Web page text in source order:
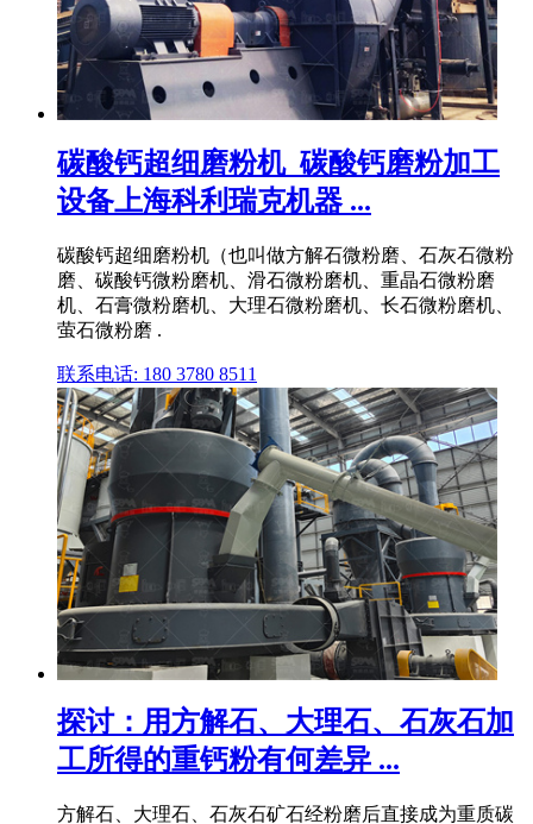
碳酸钙超细磨粉机_碳酸钙磨粉加工
设备上海科利瑞克机器 ...
碳酸钙超细磨粉机（也叫做方解石微粉磨、石灰石微粉
磨、碳酸钙微粉磨机、滑石微粉磨机、重晶石微粉磨
机、石膏微粉磨机、大理石微粉磨机、长石微粉磨机、
萤石微粉磨 .
联系电话: 180 3780 8511
探讨：用方解石、大理石、石灰石加
工所得的重钙粉有何差异 ...
方解石、大理石、石灰石矿石经粉磨后直接成为重质碳